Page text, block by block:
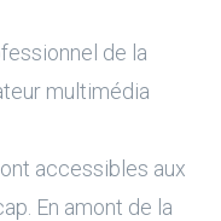
de la
multimédia
accessibles aux
En amont de la